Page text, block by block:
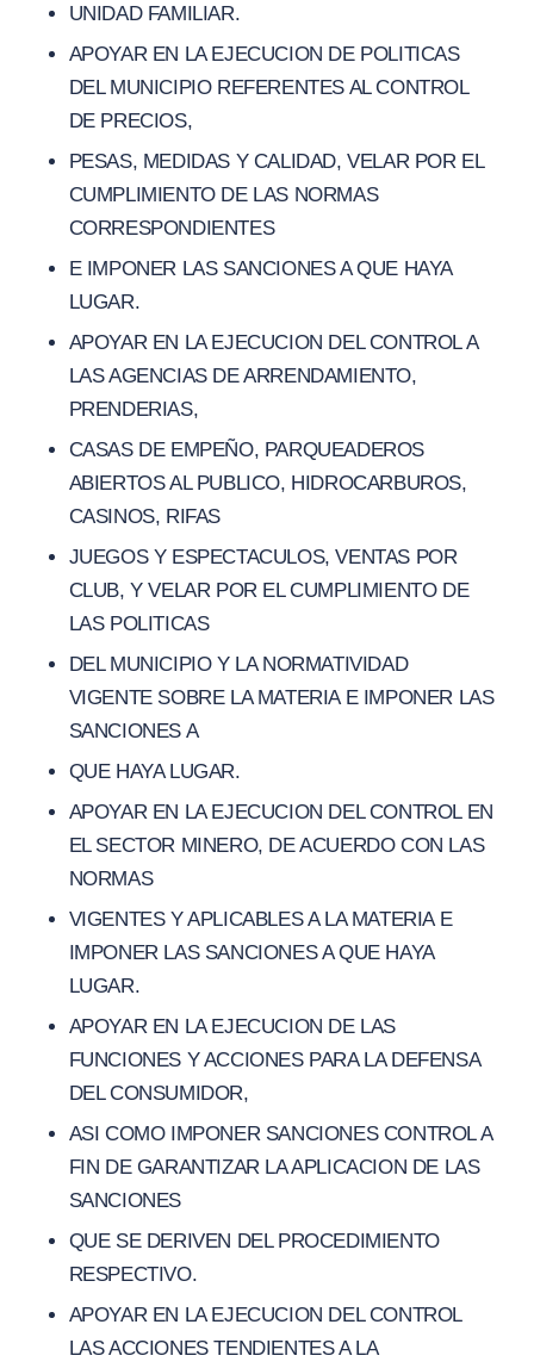
UNIDAD FAMILIAR.
APOYAR EN LA EJECUCION DE POLITICAS
DEL MUNICIPIO REFERENTES AL CONTROL
DE PRECIOS,
PESAS, MEDIDAS Y CALIDAD, VELAR POR EL
CUMPLIMIENTO DE LAS NORMAS
CORRESPONDIENTES
E IMPONER LAS SANCIONES A QUE HAYA
LUGAR.
APOYAR EN LA EJECUCION DEL CONTROL A
LAS AGENCIAS DE ARRENDAMIENTO,
PRENDERIAS,
CASAS DE EMPEÑO, PARQUEADEROS
ABIERTOS AL PUBLICO, HIDROCARBUROS,
CASINOS, RIFAS
JUEGOS Y ESPECTACULOS, VENTAS POR
CLUB, Y VELAR POR EL CUMPLIMIENTO DE
LAS POLITICAS
DEL MUNICIPIO Y LA NORMATIVIDAD
VIGENTE SOBRE LA MATERIA E IMPONER LAS
SANCIONES A
QUE HAYA LUGAR.
APOYAR EN LA EJECUCION DEL CONTROL EN
EL SECTOR MINERO, DE ACUERDO CON LAS
NORMAS
VIGENTES Y APLICABLES A LA MATERIA E
IMPONER LAS SANCIONES A QUE HAYA
LUGAR.
APOYAR EN LA EJECUCION DE LAS
FUNCIONES Y ACCIONES PARA LA DEFENSA
DEL CONSUMIDOR,
ASI COMO IMPONER SANCIONES CONTROL A
FIN DE GARANTIZAR LA APLICACION DE LAS
SANCIONES
QUE SE DERIVEN DEL PROCEDIMIENTO
RESPECTIVO.
APOYAR EN LA EJECUCION DEL CONTROL
LAS ACCIONES TENDIENTES A LA